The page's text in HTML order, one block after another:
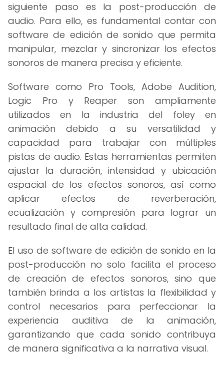
siguiente paso es la post-producción de
audio. Para ello, es fundamental contar con
software de edición de sonido que permita
manipular, mezclar y sincronizar los efectos
sonoros de manera precisa y eficiente.
Software como Pro Tools, Adobe Audition,
Logic Pro y Reaper son ampliamente
utilizados en la industria del foley en
animación debido a su versatilidad y
capacidad para trabajar con múltiples
pistas de audio. Estas herramientas permiten
ajustar la duración, intensidad y ubicación
espacial de los efectos sonoros, así como
aplicar efectos de reverberación,
ecualización y compresión para lograr un
resultado final de alta calidad.
El uso de software de edición de sonido en la
post-producción no solo facilita el proceso
de creación de efectos sonoros, sino que
también brinda a los artistas la flexibilidad y
control necesarios para perfeccionar la
experiencia auditiva de la animación,
garantizando que cada sonido contribuya
de manera significativa a la narrativa visual.